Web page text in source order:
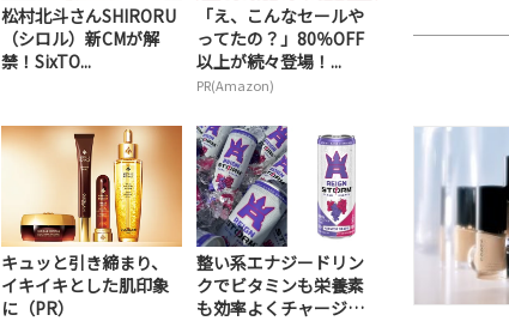
松村北斗さんSHIRORU
（シロル）新CMが解
禁！SixTO...
「え、こんなセールや
ってたの？」80％OFF
以上が続々登場！...
PR(Amazon)
キュッと引き締まり、
イキイキとした肌印象
に（PR）
整い系エナジードリン
クでビタミンも栄養素
も効率よくチャージ！